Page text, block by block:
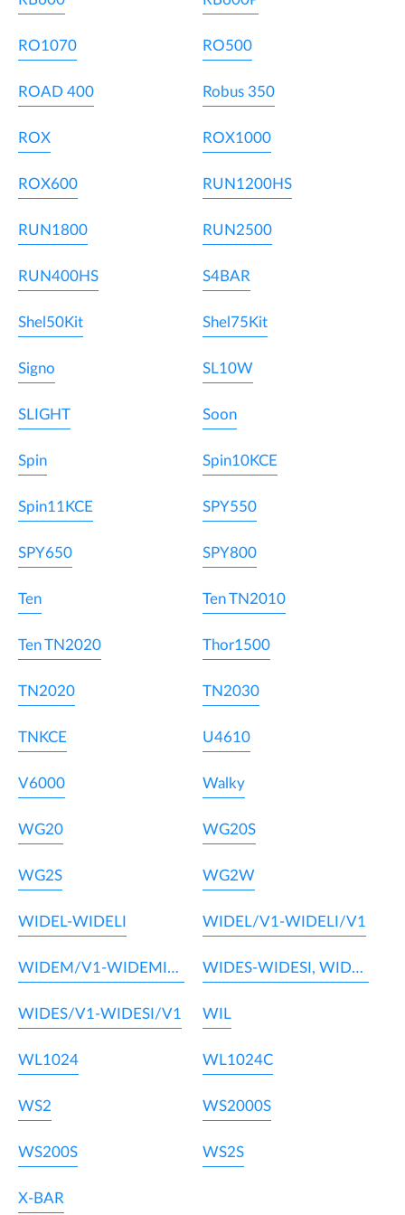
RO1070 RO500
ROAD 400 Robus 350
ROX ROX1000
ROX600 RUN1200HS
RUN1800 RUN2500
RUN400HS S4BAR
Shel50Kit Shel75Kit
Signo SL10W
SLIGHT Soon
Spin Spin10KCE
Spin11KCE SPY550
SPY650 SPY800
Ten Ten TN2010
Ten TN2020 Thor1500
TN2020 TN2030
TNKCE U4610
V6000 Walky
WG20 WG20S
WG2S WG2W
WIDEL-WIDELI WIDEL/V1-WIDELI/V1
WIDEM/V1-WIDEMI/V1 WIDES-WIDESI, WIDEM-WIDEMI
WIDES/V1-WIDESI/V1 WIL
WL1024 WL1024C
WS2 WS2000S
WS200S WS2S
X-BAR